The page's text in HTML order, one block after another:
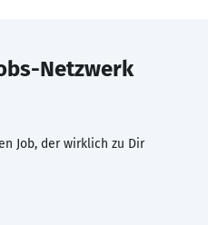
Netzwerk
Job, der wirklich zu Dir